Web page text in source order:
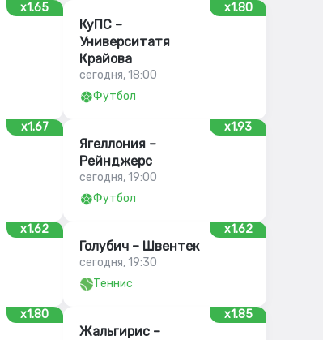
x1.65 x1.80
КуПС –
Университатя
Крайова
сегодня, 18:00
Футбол
x1.67 x1.93
Ягеллония –
Рейнджерс
сегодня, 19:00
Футбол
x1.62 x1.62
Голубич – Швентек
сегодня, 19:30
Теннис
x1.80 x1.85
Жальгирис –